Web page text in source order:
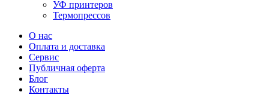
УФ принтеров
Термопрессов
О нас
Оплата и доставка
Сервис
Публичная оферта
Блог
Контакты